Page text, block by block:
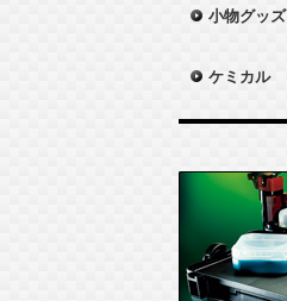
小物グッズ
ケミカル